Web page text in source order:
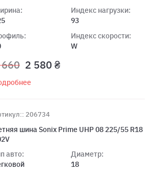
Индекс нагрузки:
93
Индекс скорости:
W
2 580 ₴
206734
шина Sonix Prime UHP 08 225/55 R18
авто:
Диаметр:
18